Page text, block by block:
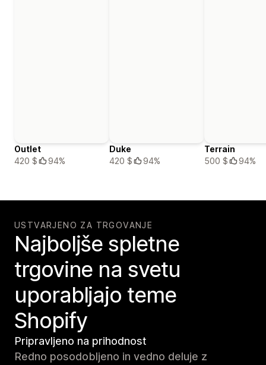
Outlet
420 $
94%
Duke
420 $
94%
Terrain
500 $
94%
USTVARJENO ZA TRGOVANJE
Najboljše spletne
trgovine na svetu
uporabljajo teme
Shopify
Pripravljeno na prihodnost
Redno posodobljeno in vedno deluje z